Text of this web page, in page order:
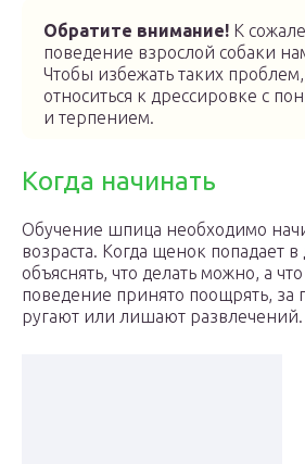
Обратите внимание! К
поведение взрослой собаки
Чтобы избежать таких
относиться к дрессировке с
и терпением.
Когда начинать
Обучение шпица необходимо
возраста. Когда щенок попадает
объяснять, что делать можно, а
поведение принято поощрять, за
ругают или лишают развлечений.